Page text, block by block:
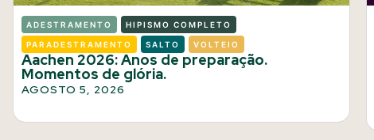
ADESTRAMENTO HIPISMO COMPLETO
PARADESTRAMENTO SALTO VOLTEIO
Aachen 2026: Anos de preparação.
Momentos de glória.
AGOSTO 5, 2026